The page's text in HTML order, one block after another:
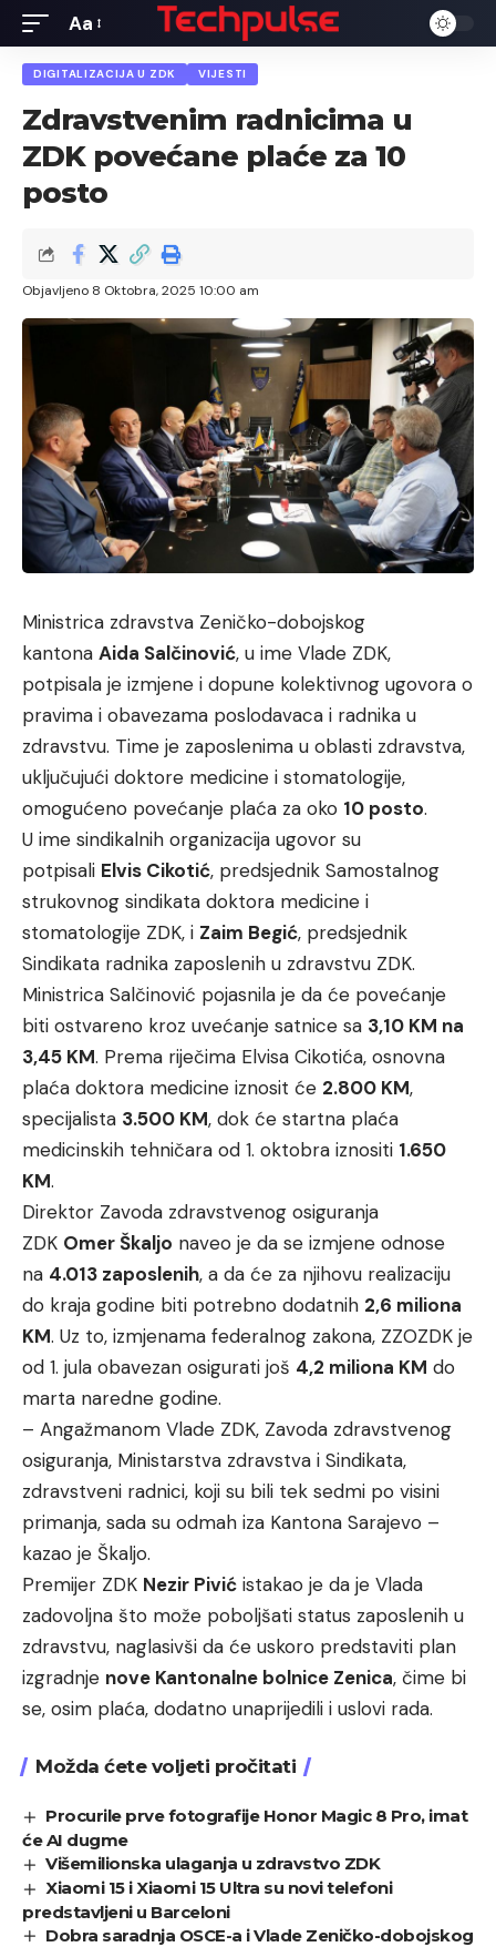
Font
Resizer
Aa
DIGITALIZACIJA U ZDK VIJESTI
Zdravstvenim radnicima u
ZDK povećane plaće za 10
posto
Objavljeno 8 Oktobra, 2025 10:00 am
Ministrica zdravstva Zeničko-dobojskog
kantona Aida Salčinović, u ime Vlade ZDK,
potpisala je izmjene i dopune kolektivnog ugovora o
pravima i obavezama poslodavaca i radnika u
zdravstvu. Time je zaposlenima u oblasti zdravstva,
uključujući doktore medicine i stomatologije,
omogućeno povećanje plaća za oko 10 posto.
U ime sindikalnih organizacija ugovor su
potpisali Elvis Cikotić, predsjednik Samostalnog
strukovnog sindikata doktora medicine i
stomatologije ZDK, i Zaim Begić, predsjednik
Sindikata radnika zaposlenih u zdravstvu ZDK.
Ministrica Salčinović pojasnila je da će povećanje
biti ostvareno kroz uvećanje satnice sa 3,10 KM na
3,45 KM. Prema riječima Elvisa Cikotića, osnovna
plaća doktora medicine iznosit će 2.800 KM,
specijalista 3.500 KM, dok će startna plaća
medicinskih tehničara od 1. oktobra iznositi 1.650
KM.
Direktor Zavoda zdravstvenog osiguranja
ZDK Omer Škaljo naveo je da se izmjene odnose
na 4.013 zaposlenih, a da će za njihovu realizaciju
do kraja godine biti potrebno dodatnih 2,6 miliona
KM. Uz to, izmjenama federalnog zakona, ZZOZDK je
od 1. jula obavezan osigurati još 4,2 miliona KM do
marta naredne godine.
– Angažmanom Vlade ZDK, Zavoda zdravstvenog
osiguranja, Ministarstva zdravstva i Sindikata,
zdravstveni radnici, koji su bili tek sedmi po visini
primanja, sada su odmah iza Kantona Sarajevo –
kazao je Škaljo.
Premijer ZDK Nezir Pivić istakao je da je Vlada
zadovoljna što može poboljšati status zaposlenih u
zdravstvu, naglasivši da će uskoro predstaviti plan
izgradnje nove Kantonalne bolnice Zenica, čime bi
se, osim plaća, dodatno unaprijedili i uslovi rada.
Možda ćete voljeti pročitati
Procurile prve fotografije Honor Magic 8 Pro, imat
će AI dugme
Višemilionska ulaganja u zdravstvo ZDK
Xiaomi 15 i Xiaomi 15 Ultra su novi telefoni
predstavljeni u Barceloni
Dobra saradnja OSCE-a i Vlade Zeničko-dobojskog